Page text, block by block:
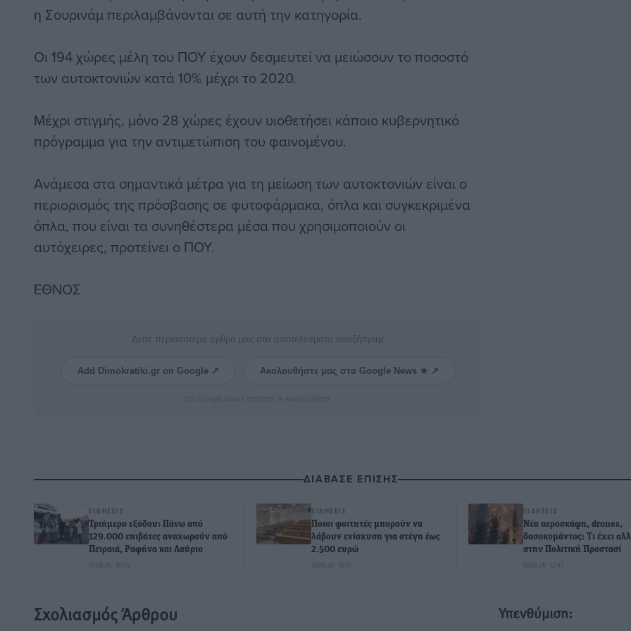
η Σουρινάμ περιλαμβάνονται σε αυτή την κατηγορία.
Οι 194 χώρες μέλη του ΠΟΥ έχουν δεσμευτεί να μειώσουν το ποσοστό
των αυτοκτονιών κατά 10% μέχρι το 2020.
Μέχρι στιγμής, μόνο 28 χώρες έχουν υιοθετήσει κάποιο κυβερνητικό
πρόγραμμα για την αντιμετώπιση του φαινομένου.
Ανάμεσα στα σημαντικά μέτρα για τη μείωση των αυτοκτονιών είναι ο
περιορισμός της πρόσβασης σε φυτοφάρμακα, όπλα και συγκεκριμένα
όπλα, που είναι τα συνηθέστερα μέσα που χρησιμοποιούν οι
αυτόχειρες, προτείνει ο ΠΟΥ.
ΕΘΝΟΣ
Δείτε περισσότερα άρθρα μας στα αποτελέσματα αναζήτησης
Add Dimokratiki.gr on Google ↗ Ακολουθήστε μας στο Google News ★ ↗
ΔΙΑΒΑΣΕ ΕΠΙΣΗΣ
ΕΙΔΉΣΕΙΣ
Τριήμερο εξόδου: Πάνω από
129.000 επιβάτες αναχωρούν από
Πειραιά, Ραφήνα και Λαύριο
07.08.26 · 18:45
ΕΙΔΉΣΕΙΣ
Ποιοι φοιτητές μπορούν να
λάβουν ενίσχυση για στέγη έως
2.500 ευρώ
07.08.26 · 18:10
ΕΙΔΉΣΕΙΣ
Νέα αεροσκάφη, drones,
δασοκομάντος: Τι έχει
στην Πολιτική Προστασί
07.08.26 · 12:47
Σχολιασμός Άρθρου Υπενθύμιση: